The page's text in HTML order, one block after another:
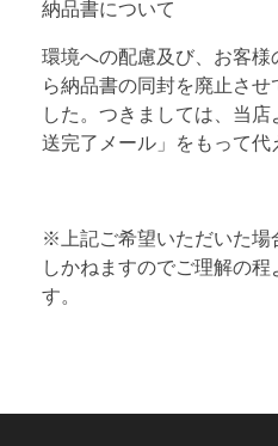
納品書について
環境への配慮及び、お客
ら納品書の同封を廃止さ
した。つきましては、当
送完了メール」をもって代
※上記ご希望いただいた場
しかねますのでご理解の
す。